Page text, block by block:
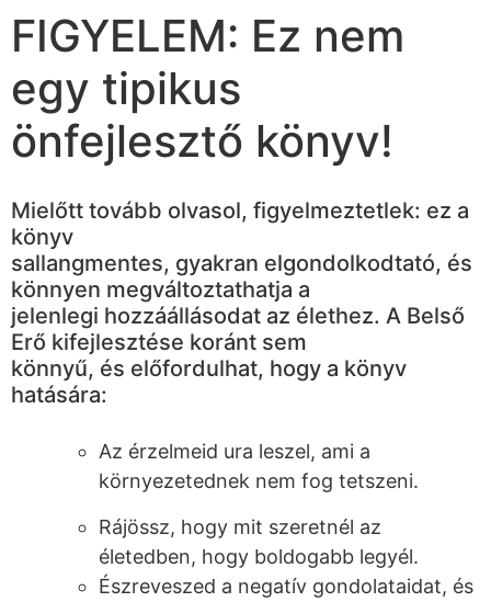
FIGYELEM: Ez nem
egy tipikus
önfejlesztő könyv!
Mielőtt tovább olvasol, figyelmeztetlek: ez a
könyv
sallangmentes, gyakran elgondolkodtató, és
könnyen megváltoztathatja a
jelenlegi hozzáállásodat az élethez. A Belső
Erő kifejlesztése koránt sem
könnyű, és előfordulhat, hogy a könyv
hatására:
Az érzelmeid ura leszel, ami a
környezetednek nem fog tetszeni.
Rájössz, hogy mit szeretnél az
életedben, hogy boldogabb legyél.
Észreveszed a negatív gondolataidat, és